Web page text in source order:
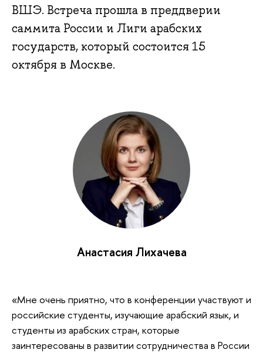
ВШЭ. Встреча прошла в преддверии
саммита России и Лиги арабских
государств, который состоится 15
октября в Москве.
Анастасия Лихачева
«Мне очень приятно, что в конференции участвуют и
российские студенты, изучающие арабский язык, и
студенты из арабских стран, которые
заинтересованы в развитии сотрудничества в России